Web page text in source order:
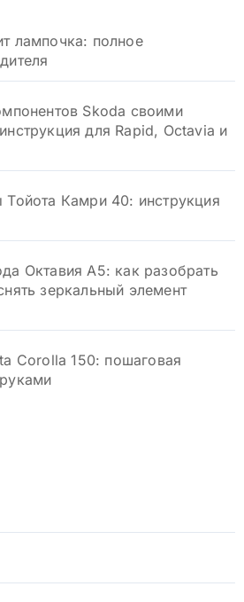
лампочка: полное
Skoda своими
для Rapid, Octavia и
Тойота Камри 40: инструкция
Октавия А5: как разобрать
зеркальный элемент
Corolla 150: пошаговая